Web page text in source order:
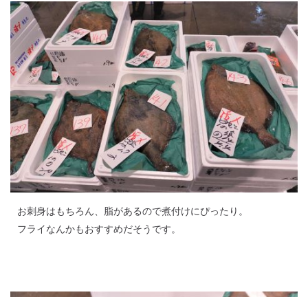
お刺身はもちろん、脂があるので煮付けにぴったり。
フライなんかもおすすめだそうです。